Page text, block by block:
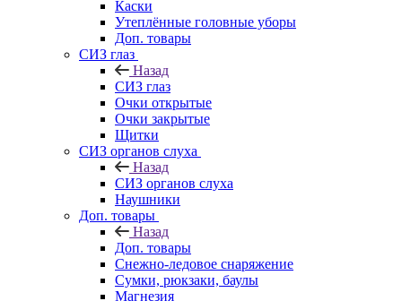
Каски
Утеплённые головные уборы
Доп. товары
СИЗ глаз
Назад
СИЗ глаз
Очки открытые
Очки закрытые
Щитки
СИЗ органов слуха
Назад
СИЗ органов слуха
Наушники
Доп. товары
Назад
Доп. товары
Снежно-ледовое снаряжение
Сумки, рюкзаки, баулы
Магнезия